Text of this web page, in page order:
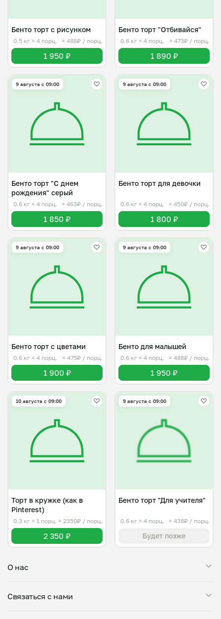
Бенто торт с рисунком
0.5 кг ≈ 4 порц. ≈ 488₽ / порц.
1 950 ₽
Бенто торт "Отбивайся"
0.6 кг ≈ 4 порц. ≈ 473₽ / порц.
1 890 ₽
9 августа с 09:00
Бенто торт "С днем
рождения" серый
0.6 кг ≈ 4 порц. ≈ 463₽ / порц.
1 850 ₽
9 августа с 09:00
Бенто торт для девочки
0.6 кг ≈ 4 порц. ≈ 450₽ / порц.
1 800 ₽
9 августа с 09:00
Бенто торт с цветами
0.6 кг ≈ 4 порц. ≈ 475₽ / порц.
1 900 ₽
9 августа с 09:00
Бенто для малышей
0.6 кг ≈ 4 порц. ≈ 488₽ / порц.
1 950 ₽
10 августа с 09:00
Торт в кружке (как в
Pinterest)
0.3 кг ≈ 1 порц. ≈ 2350₽ / порц.
2 350 ₽
9 августа с 09:00
Бенто торт "Для учителя"
0.6 кг ≈ 4 порц. ≈ 438₽ / порц.
Будет позже
О нас
Все повара, представленные на платформе, проходят
Связаться с нами